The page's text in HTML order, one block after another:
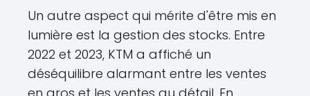
Un autre aspect qui mérite d'être mis en
lumière est la gestion des stocks. Entre
2022 et 2023, KTM a affiché un
déséquilibre alarmant entre les ventes